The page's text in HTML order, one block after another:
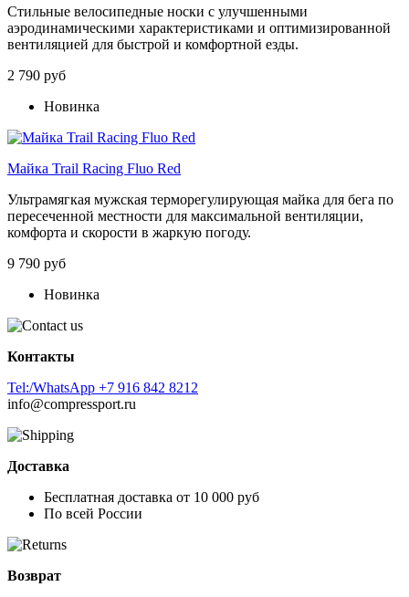
Стильные велосипедные носки с улучшенными
аэродинамическими характеристиками и оптимизированной
вентиляцией для быстрой и комфортной езды.
2 790 руб
Новинка
Майка Trail Racing Fluo Red
Ультрамягкая мужская терморегулирующая майка для бега по
пересеченной местности для максимальной вентиляции,
комфорта и скорости в жаркую погоду.
9 790 руб
Новинка
Контакты
Tel:/WhatsApp +7 916 842 8212
info@compressport.ru
Доставка
Бесплатная доставка от 10 000 руб
По всей России
Возврат